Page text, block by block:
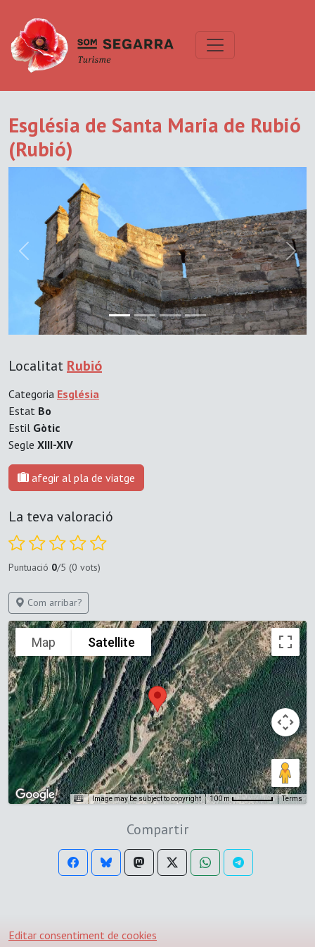
Església de Santa Maria de Rubió
(Rubió)
Previous Next
Localitat Rubió
Categoria Església
Estat Bo
Estil Gòtic
Segle XIII-XIV
afegir al pla de viatge
La teva valoració
Puntuació 0/5 (0 vots)
Com arribar?
Map Satellite
Image may be subject to copyright 100 m Terms
Compartir
Editar consentiment de cookies